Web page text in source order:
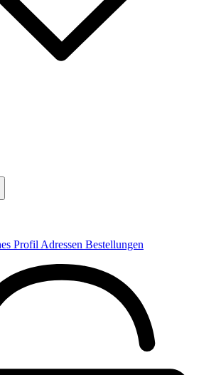
Profil Adressen Bestellungen